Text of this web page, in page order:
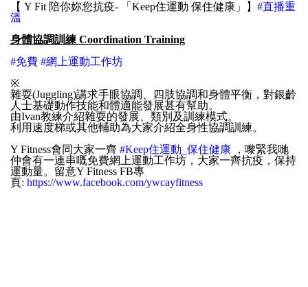
【 Y Fit 陪你妳您抗疫- 「Keep住運動 保住健康」】 #直播重
溫
身體協調訓練 Coordination Training
#免費 #網上運動工作坊
※
雜耍(Juggling)講求手眼協調、四肢協調和身體平衡，對銀齡
人士基礎動作技能和體適能發展甚有幫助。
由Ivan教練介紹雜耍的發展、類別及訓練模式。
利用速度梯或其他輔助為大家介紹全身性協調訓練。
Y Fitness會同大家一齊 #Keep住運動_保住健康 ，嚟緊我哋
仲會有一連串嘅免費網上運動工作坊，大家一齊抗疫，保持
運動量。留意Y Fitness FB專
頁: https://www.facebook.com/ywcayfitness